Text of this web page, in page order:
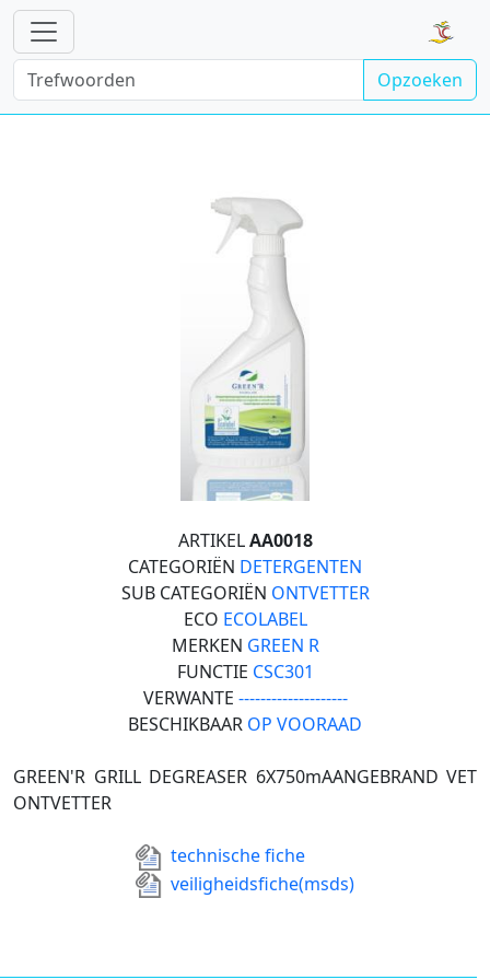
Opzoeken
ARTIKELAA0018
CATEGORIËN DETERGENTEN
SUB CATEGORIËN ONTVETTER
ECO ECOLABEL
MERKEN GREEN R
FUNCTIE CSC301
VERWANTE --------------------
BESCHIKBAAR OP VOORAAD
GREEN'R GRILL DEGREASER 6X750mAANGEBRAND VET
ONTVETTER
technische fiche
veiligheidsfiche(msds)